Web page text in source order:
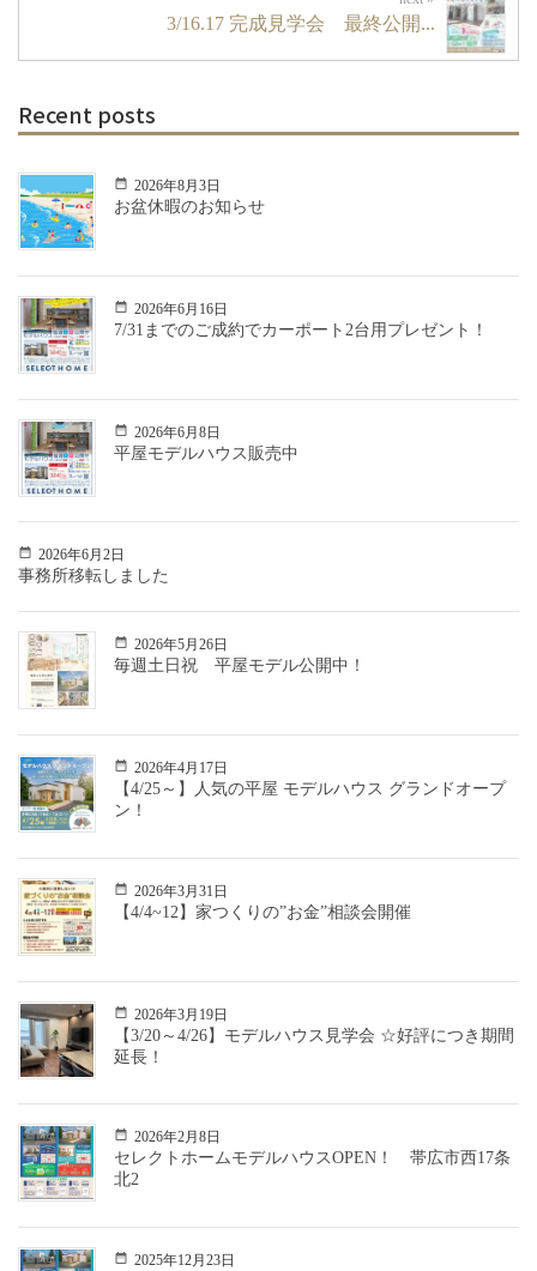
3/16.17 完成見学会 最終公開...
Recent posts
2026年8月3日
お盆休暇のお知らせ
2026年6月16日
7/31までのご成約でカーポート2台用プレゼント！
2026年6月8日
平屋モデルハウス販売中
2026年6月2日
事務所移転しました
2026年5月26日
毎週土日祝 平屋モデル公開中！
2026年4月17日
【4/25～】人気の平屋 モデルハウス グランドオープ
ン！
2026年3月31日
【4/4~12】家つくりの”お金”相談会開催
2026年3月19日
【3/20～4/26】モデルハウス見学会 ☆好評につき期間
延長！
2026年2月8日
セレクトホームモデルハウスOPEN！ 帯広市西17条
北2
2025年12月23日